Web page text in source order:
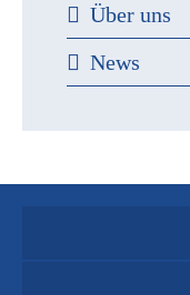
Über uns
News